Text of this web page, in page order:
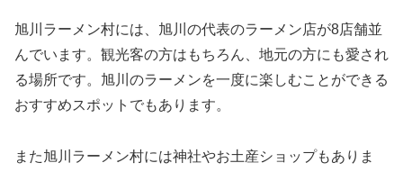
旭川ラーメン村には、旭川の代表のラーメン店が8店舗並
んでいます。観光客の方はもちろん、地元の方にも愛され
る場所です。旭川のラーメンを一度に楽しむことができる
おすすめスポットでもあります。
また旭川ラーメン村には神社やお土産ショップもありま